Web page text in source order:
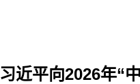
习近平向2026年“